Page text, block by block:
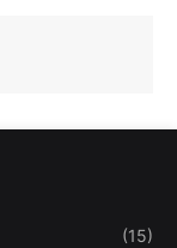
(15)